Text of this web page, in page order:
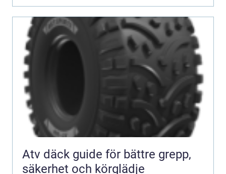
Atv däck guide för bättre grepp,
säkerhet och körglädje